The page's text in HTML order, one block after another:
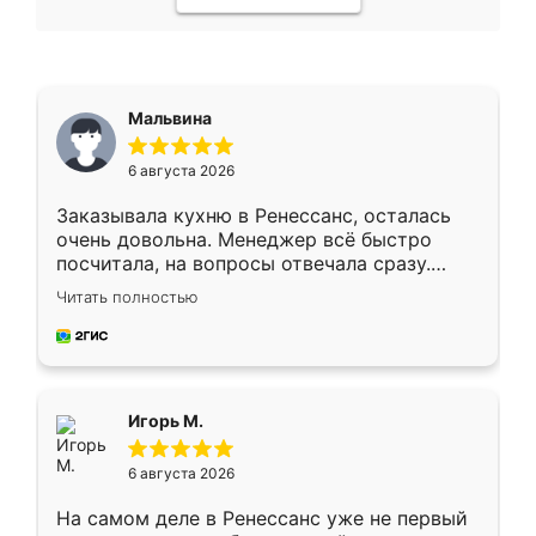
Мальвина
6 августа 2026
Заказывала кухню в Ренессанс, осталась
очень довольна. Менеджер всё быстро
посчитала, на вопросы отвечала сразу.
Замерщик приехал в субботу, подошёл к
делу со всей ответственностью. Собрали
за день, ребята работали аккуратно, даже
Читать полностью
Игорь М.
6 августа 2026
На самом деле в Ренессанс уже не первый